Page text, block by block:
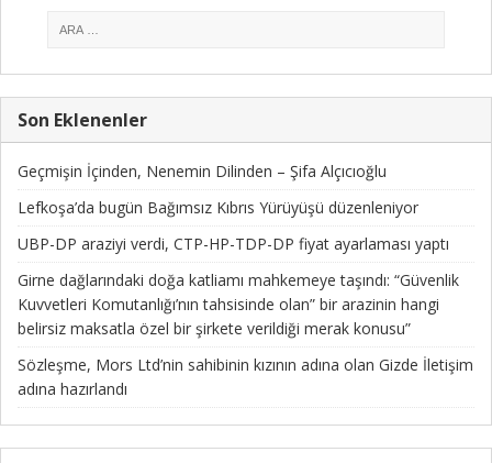
Son Eklenenler
Geçmişin İçinden, Nenemin Dilinden – Şifa Alçıcıoğlu
Lefkoşa’da bugün Bağımsız Kıbrıs Yürüyüşü düzenleniyor
UBP-DP araziyi verdi, CTP-HP-TDP-DP fiyat ayarlaması yaptı
Girne dağlarındaki doğa katliamı mahkemeye taşındı: “Güvenlik
Kuvvetleri Komutanlığı’nın tahsisinde olan” bir arazinin hangi
belirsiz maksatla özel bir şirkete verildiği merak konusu”
Sözleşme, Mors Ltd’nin sahibinin kızının adına olan Gizde İletişim
adına hazırlandı